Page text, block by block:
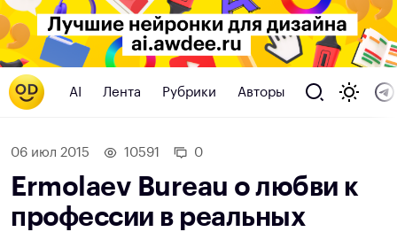
AI Лента Рубрики Авторы
06 июл 2015 10591 0
Ermolaev Bureau о любви к
профессии в реальных